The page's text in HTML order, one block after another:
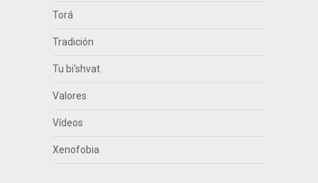
Torá
Tradición
Tu bi'shvat
Valores
Vídeos
Xenofobia